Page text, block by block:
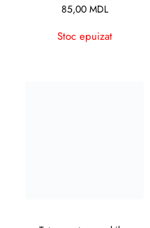
85,00 MDL
Stoc epuizat